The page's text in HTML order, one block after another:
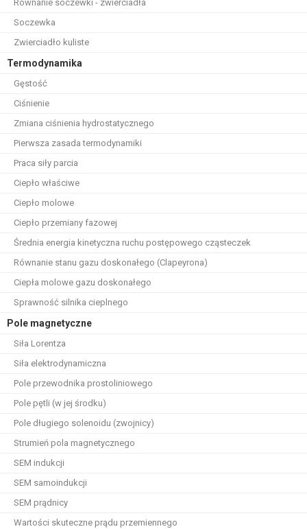
Równanie soczewki - zwierciadła
Soczewka
Zwierciadło kuliste
Termodynamika
Gęstość
Ciśnienie
Zmiana ciśnienia hydrostatycznego
Pierwsza zasada termodynamiki
Praca siły parcia
Ciepło właściwe
Ciepło molowe
Ciepło przemiany fazowej
Średnia energia kinetyczna ruchu postępowego cząsteczek
Równanie stanu gazu doskonałego (Clapeyrona)
Ciepła molowe gazu doskonałego
Sprawność silnika cieplnego
Pole magnetyczne
Siła Lorentza
Siła elektrodynamiczna
Pole przewodnika prostoliniowego
Pole pętli (w jej środku)
Pole długiego solenoidu (zwojnicy)
Strumień pola magnetycznego
SEM indukcji
SEM samoindukcji
SEM prądnicy
Wartości skuteczne prądu przemiennego